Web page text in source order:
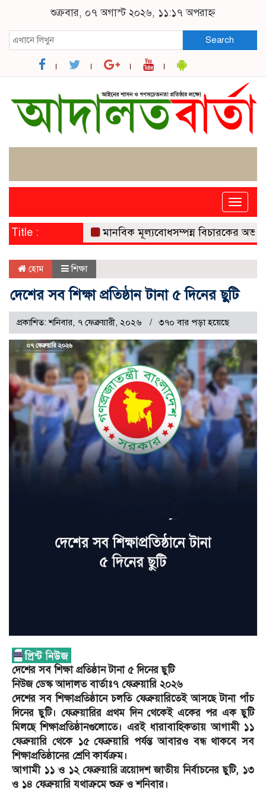
শুক্রবার, ০৭ অগাস্ট ২০২৬, ১১:১৭ অপরাহ্ন
Search
Toggle
Title : মানবিক মূল্যবোধসম্পন্ন বিচারকের অভাবই
হোম শিক্ষা
দেশের সব শিক্ষা প্রতিষ্ঠান টানা ৫ দিনের ছুটি
প্রকাশিত: শনিবার, ৭ ফেব্রুয়ারী, ২০২৬ ৩৭০ বার পড়া হয়েছে
দেশের সব শিক্ষা প্রতিষ্ঠান টানা ৫ দিনের ছুটি
নিউজ ডেস্ক আদালত বার্তাঃ৭ ফেব্রুয়ারি ২০২৬
দেশের সব শিক্ষাপ্রতিষ্ঠানে চলতি ফেব্রুয়ারিতেই আসছে টানা পাঁচ
দিনের ছুটি। ফেব্রুয়ারির প্রথম দিন থেকেই একের পর এক ছুটি
মিলছে শিক্ষাপ্রতিষ্ঠানগুলোতে। এরই ধারাবাহিকতায় আগামী ১১
ফেব্রুয়ারি থেকে ১৫ ফেব্রুয়ারি পর্যন্ত আবারও বন্ধ থাকবে সব
শিক্ষাপ্রতিষ্ঠানের শ্রেণি কার্যক্রম।
আগামী ১১ ও ১২ ফেব্রুয়ারি ত্রয়োদশ জাতীয় নির্বাচনের ছুটি, ১৩
ও ১৪ ফেব্রুয়ারি যথাক্রমে শুক্র ও শনিবার।